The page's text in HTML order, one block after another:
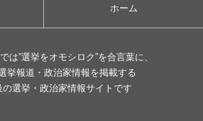
ホーム
は”選挙をオモシロク”を合言葉に、
挙報道・政治家情報を掲載する
の選挙・政治家情報サイトです